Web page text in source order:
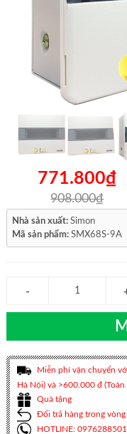
771.800₫
908.000₫
Nhà sản xuất: Simon
Mã sản phẩm: SMX68S-9A
Miễn phí vận chuyển
Hà Nội) và >600.000 đ
Quà tặng
Đổi trả hàng trong vòng
HOTLINE: 0976288501